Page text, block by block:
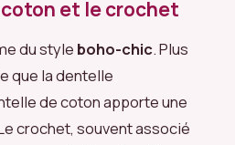
et le crochet
du style boho-chic. Plus
que la dentelle
de coton apporte une
crochet, souvent associé